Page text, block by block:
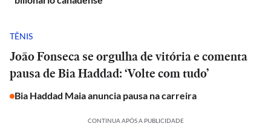
TÊNIS
João Fonseca se orgulha de vitória e comenta
pausa de Bia Haddad: ‘Volte com tudo’
Bia Haddad Maia anuncia pausa na carreira
CONTINUA APÓS A PUBLICIDADE